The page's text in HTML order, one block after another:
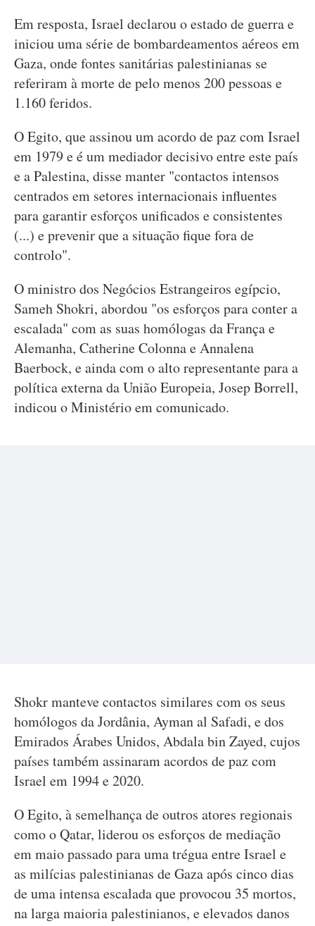
Em resposta, Israel declarou o estado de guerra e
iniciou uma série de bombardeamentos aéreos em
Gaza, onde fontes sanitárias palestinianas se
referiram à morte de pelo menos 200 pessoas e
1.160 feridos.
O Egito, que assinou um acordo de paz com Israel
em 1979 e é um mediador decisivo entre este país
e a Palestina, disse manter "contactos intensos
centrados em setores internacionais influentes
para garantir esforços unificados e consistentes
(...) e prevenir que a situação fique fora de
controlo".
O ministro dos Negócios Estrangeiros egípcio,
Sameh Shokri, abordou "os esforços para conter a
escalada" com as suas homólogas da França e
Alemanha, Catherine Colonna e Annalena
Baerbock, e ainda com o alto representante para a
política externa da União Europeia, Josep Borrell,
indicou o Ministério em comunicado.
Shokr manteve contactos similares com os seus
homólogos da Jordânia, Ayman al Safadi, e dos
Emirados Árabes Unidos, Abdala bin Zayed, cujos
países também assinaram acordos de paz com
Israel em 1994 e 2020.
O Egito, à semelhança de outros atores regionais
como o Qatar, liderou os esforços de mediação
em maio passado para uma trégua entre Israel e
as milícias palestinianas de Gaza após cinco dias
de uma intensa escalada que provocou 35 mortos,
na larga maioria palestinianos, e elevados danos